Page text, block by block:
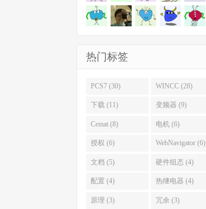
热门标签
PCS7 (30) WINCC (28)
下载 (11) 变频器 (9)
Cemat (8) 电机 (6)
授权 (6) WebNavigator (6)
文档 (5) 硬件组态 (4)
配置 (4) 热继电器 (4)
原理 (3) 冗余 (3)